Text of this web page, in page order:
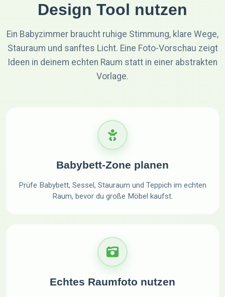
Design Tool nutzen
Ein Babyzimmer braucht ruhige Stimmung, klare Wege,
Stauraum und sanftes Licht. Eine Foto-Vorschau zeigt
Ideen in deinem echten Raum statt in einer abstrakten
Vorlage.
Babybett-Zone planen
Prüfe Babybett, Sessel, Stauraum und Teppich im echten
Raum, bevor du große Möbel kaufst.
Echtes Raumfoto nutzen